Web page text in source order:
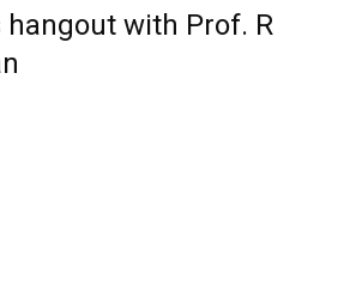
hangout with Prof. R